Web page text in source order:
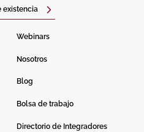
existencia
Webinars
Nosotros
Blog
Bolsa de trabajo
Directorio de Integradores